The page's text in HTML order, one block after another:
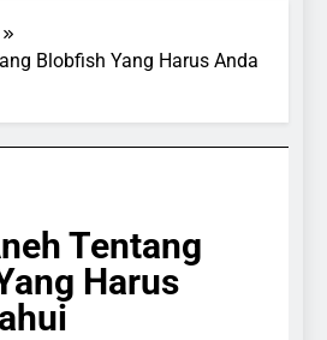
Blobfish Yang Harus Anda
Tentang
Harus